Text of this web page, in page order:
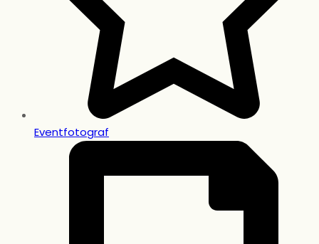
Eventfotograf